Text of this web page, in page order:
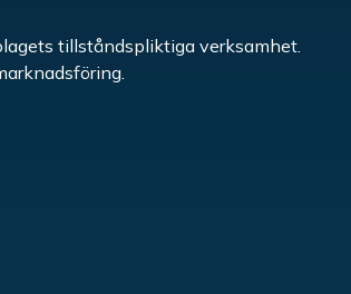
tillståndspliktiga verksamhet.